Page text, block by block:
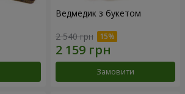
Ведмедик з букетом
2 540 грн
Замовити